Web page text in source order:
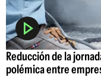
Reducción de la
polémica entre